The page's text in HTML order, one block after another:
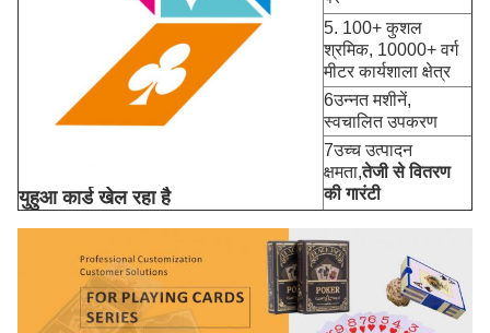
युहुआ कार्ड खेल रहा है
5. 100+ कुशल
श्रमिक, 10000+ वर्ग
मीटर कार्यशाला क्षेत्र
6उन्नत मशीनें,
स्वचालित उपकरण
7उच्च उत्पादन
क्षमता,तेजी से वितरण
की गारंटी